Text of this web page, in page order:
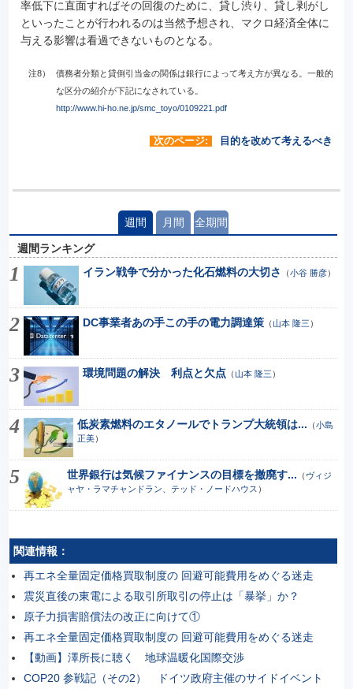
率低下に直面すればその回復のために、貸し渋り、貸し剥がし
といったことが行われるのは当然予想され、マクロ経済全体に
与える影響は看過できないものとなる。
注8）
債務者分類と貸倒引当金の関係は銀行によって考え方が異なる。一般的
な区分の紹介が下記になされている。
http://www.hi-ho.ne.jp/smc_toyo/0109221.pdf
次のページ: 目的を改めて考えるべき
週間 月間 全期間
週間ランキング
イラン戦争で分かった化石燃料の大切さ
（小谷 勝彦）
DC事業者あの手この手の電力調達策（山本 隆三 ）
環境問題の解決 利点と欠点 （山本 隆三 ）
低炭素燃料のエタノールでトランプ大統領は... （小島
正美）
世界銀行は気候ファイナンスの目標を撤廃す... （ ヴィジ
ャヤ・ラマチャンドラン、テッド・ノードハウス ）
関連情報：
再エネ全量固定価格買取制度の 回避可能費用をめぐる迷走
震災直後の東電による取引所取引の停止は「暴挙」か？
原子力損害賠償法の改正に向けて①
再エネ全量固定価格買取制度の 回避可能費用をめぐる迷走
【動画】澤所長に聴く 地球温暖化国際交渉
COP20 参戦記（その2） ドイツ政府主催のサイドイベント